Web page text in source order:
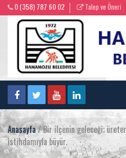
0 (358) 787 60 02 Talep ve Öneri
Anasayfa/ Bir ilçenin geleceği;
istihdamıyla büyür.